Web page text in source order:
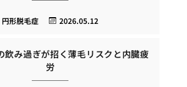
2026.05.12
円形脱毛症
飲み過ぎが招く薄毛リスクと内臓疲
労